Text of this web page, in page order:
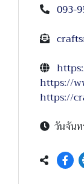
093-
https://
https://
วันจันท